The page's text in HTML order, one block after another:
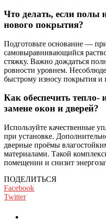
Что делать, если полы
нового покрытия?
Подготовьте основание —
самовыравнивающийся
стяжку. Важно дождаться
ровности уровнем.
быстрому износу покрытия и
Как обеспечить
замене окон и дверей?
Используйте качественные
при установке.
дверные проёмы
материалами. Такой
помещении и снизит
ПОДЕЛИТЬСЯ
Facebook
Twitter